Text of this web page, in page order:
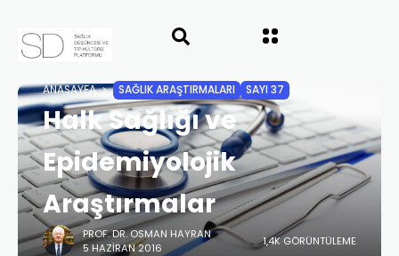
ANASAYFA SAĞLIK ARAŞTIRMALARI SAYI 37
Halk Sağlığı ve
Epidemiyolojik
Araştırmalar
PROF. DR. OSMAN HAYRAN
5 HAZIRAN 2016
1,4K GÖRÜNTÜLEME